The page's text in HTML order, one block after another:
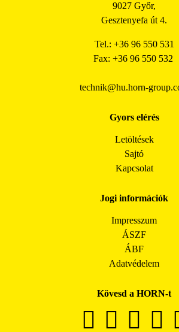
9027 Győr,
Gesztenyefa út 4.
Tel.: +36 96 550 531
Fax: +36 96 550 532
technik@hu.horn-
Gyors elérés
Letöltések
Sajtó
Kapcsolat
Jogi információk
Impresszum
ÁSZF
ÁBF
Adatvédelem
Kövesd a HORN-t